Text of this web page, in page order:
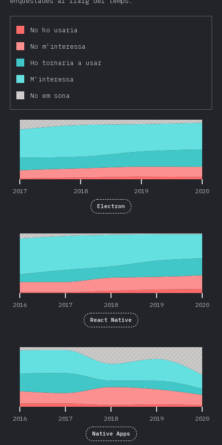
No ho usaria
No m'interessa
Ho tornaria a usar
M'interessa
No em sona
2017 2018 2019 2020
2017 2018 2019 2020
Electron
2016 2017 2018 2019 2020
React Native
2016 2017 2018 2019 2020
Native Apps